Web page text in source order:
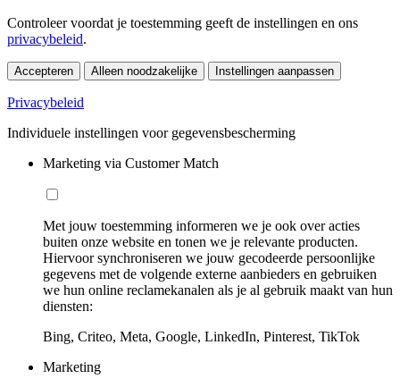
Controleer voordat je toestemming geeft de instellingen en ons
privacybeleid.
Accepteren Alleen noodzakelijke Instellingen aanpassen
Privacybeleid
Individuele instellingen voor gegevensbescherming
Marketing via Customer Match
Met jouw toestemming informeren we je ook over acties
buiten onze website en tonen we je relevante producten.
Hiervoor synchroniseren we jouw gecodeerde persoonlijke
gegevens met de volgende externe aanbieders en gebruiken
we hun online reclamekanalen als je al gebruik maakt van hun
diensten:
Bing, Criteo, Meta, Google, LinkedIn, Pinterest, TikTok
Marketing